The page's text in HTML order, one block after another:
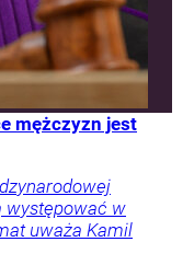
mężczyzn jest
występować w
uważa Kamil